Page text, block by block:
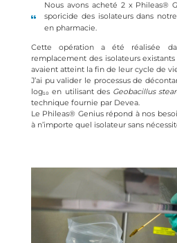
Nous avons acheté 2 x Phileas®
sporicide des isolateurs dans
en pharmacie.
Cette opération a été réalisée
remplacement des isolateurs
avaient atteint la fin de leur cycle de
J’ai pu valider le processus de
log₁₀ en utilisant des Geobacillus
technique fournie par Devea.
Le Phileas® Genius répond à nos
à n’importe quel isolateur sans